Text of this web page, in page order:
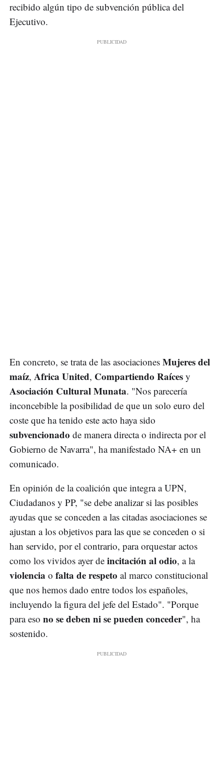
recibido algún tipo de subvención pública del
Ejecutivo.
En concreto, se trata de las asociaciones Mujeres del
maíz, Africa United, Compartiendo Raíces y
Asociación Cultural Munata. "Nos parecería
inconcebible la posibilidad de que un solo euro del
coste que ha tenido este acto haya sido
subvencionado de manera directa o indirecta por el
Gobierno de Navarra", ha manifestado NA+ en un
comunicado.
En opinión de la coalición que integra a UPN,
Ciudadanos y PP, "se debe analizar si las posibles
ayudas que se conceden a las citadas asociaciones se
ajustan a los objetivos para las que se conceden o si
han servido, por el contrario, para orquestar actos
como los vividos ayer de incitación al odio, a la
violencia o falta de respeto al marco constitucional
que nos hemos dado entre todos los españoles,
incluyendo la figura del jefe del Estado". "Porque
para eso no se deben ni se pueden conceder", ha
sostenido.